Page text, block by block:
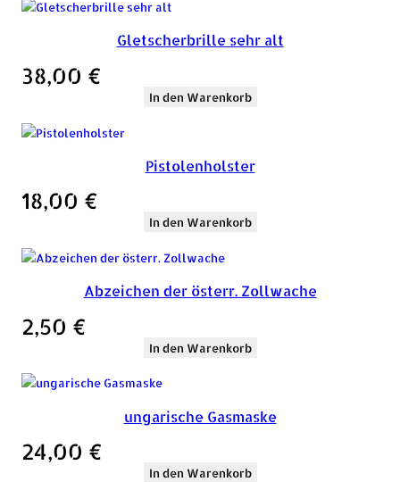
Gletscherbrille sehr alt
38,00 €
In den Warenkorb
Pistolenholster
18,00 €
In den Warenkorb
Abzeichen der österr. Zollwache
2,50 €
In den Warenkorb
ungarische Gasmaske
24,00 €
In den Warenkorb